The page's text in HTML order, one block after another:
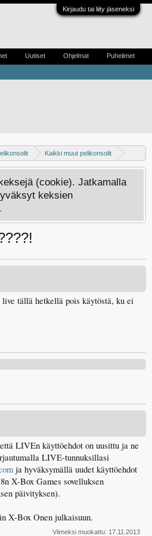
Kirjaudu tai liity jäseneksi
Kaikki muut pelikonsolit
(cookie). Jatkamalla
keksien
tällä hetkellä pois käytöstä, ku ei
LIVEn käyttöehdot on uusittu ja ne
LIVE-tunnuksillasi
ja hyväksymällä uudet käyttöehdot
X-Box Games sovelluksen
päivityksen).
X-Box Onen julkaisuun.
Viimeksi muokattu: 17.11.2013
Uutiset Ohjelmat Puhelimet